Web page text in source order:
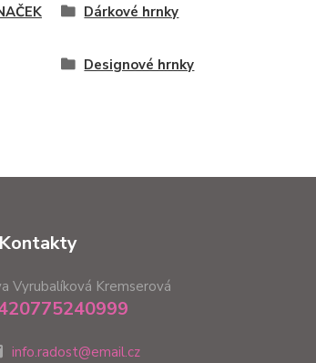
Dárkové hrnky
Designové hrnky
Kontakty
Vyrubalíková Kremserová
info.radost@email.cz